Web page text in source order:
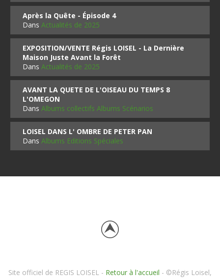
Après la Quête - Épisode 4
DansActualités de 2025
EXPOSITION/VENTE Régis LOISEL - La Dernière
Maison Juste Avant la Forêt
DansActualités de 2025
AVANT LA QUETE DE L'OISEAU DU TEMPS 8
L'OMEGON
DansAlbums collectifs Albums Scénarios
LOISEL DANS L' OMBRE DE PETER PAN
DansAlbums Editions Spéciales
Site officiel de REGIS LOISEL - Retour à l'accueil - ©Régis Loisel,